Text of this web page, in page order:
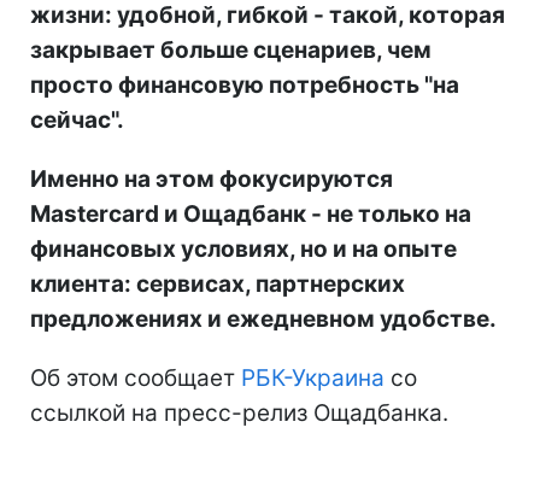
жизни: удобной, гибкой - такой, которая
закрывает больше сценариев, чем
просто финансовую потребность "на
сейчас".
Именно на этом фокусируются
Mastercard и Ощадбанк - не только на
финансовых условиях, но и на опыте
клиента: сервисах, партнерских
предложениях и ежедневном удобстве.
Об этом сообщает РБК-Украина со
ссылкой на пресс-релиз Ощадбанка.